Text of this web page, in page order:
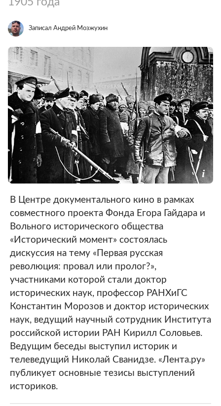
Записал Андрей Мозжухин
В Центре документального кино в рамках
совместного проекта Фонда Егора Гайдара и
Вольного исторического общества
«Исторический момент» состоялась
дискуссия на тему «Первая русская
революция: провал или пролог?»,
участниками которой стали доктор
исторических наук, профессор РАНХиГС
Константин Морозов и доктор исторических
наук, ведущий научный сотрудник Института
российской истории РАН Кирилл Соловьев.
Ведущим беседы выступил историк и
телеведущий Николай Сванидзе. «Лента.ру»
публикует основные тезисы выступлений
историков.